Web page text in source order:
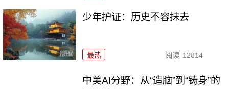
少年护证：历史不容抹去
最热 阅读 12814
中美AI分野：从“造脑”到“铸身”的